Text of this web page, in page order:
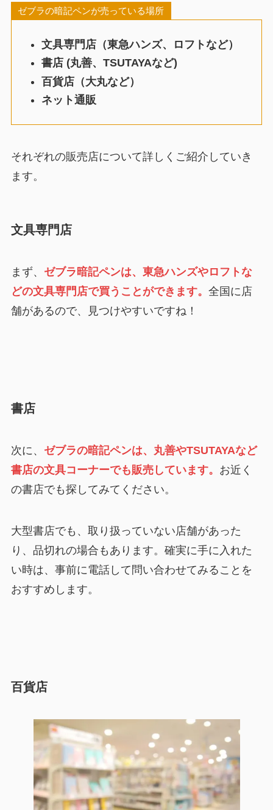
ゼブラの暗記ペンが売っている場所
文具専門店（東急ハンズ、ロフトなど）
書店 (丸善、TSUTAYAなど)
百貨店（大丸など）
ネット通販
それぞれの販売店について詳しくご紹介していき
ます。
文具専門店
まず、 ゼブラ暗記ペンは、東急ハンズやロフトな
どの文具専門店で買うことができます。 全国に店
舗があるので、見つけやすいですね！
書店
次に、 ゼブラの暗記ペンは、丸善やTSUTAYAなど
書店の文具コーナーでも販売しています。 お近く
の書店でも探してみてください。
大型書店でも、取り扱っていない店舗があった
り、品切れの場合もあります。確実に手に入れた
い時は、事前に電話して問い合わせてみることを
おすすめします。
百貨店